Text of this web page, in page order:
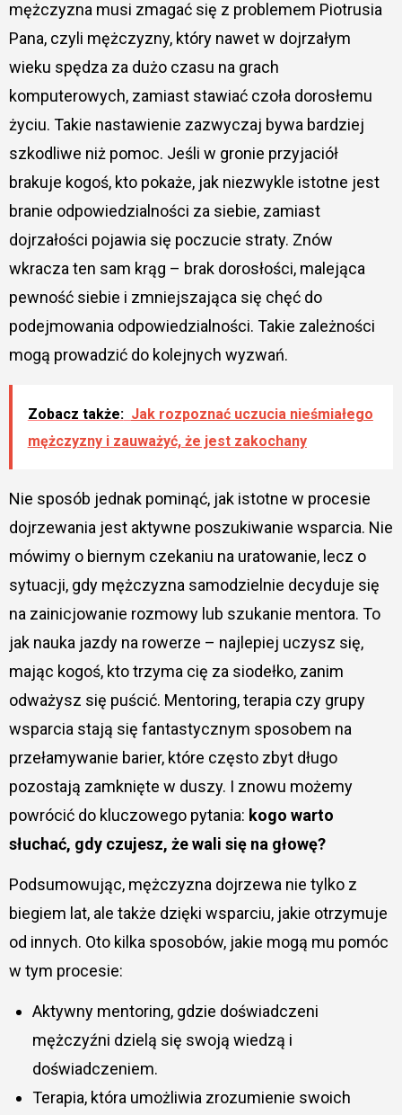
mężczyzna musi zmagać się z problemem Piotrusia
Pana, czyli mężczyzny, który nawet w dojrzałym
wieku spędza za dużo czasu na grach
komputerowych, zamiast stawiać czoła dorosłemu
życiu. Takie nastawienie zazwyczaj bywa bardziej
szkodliwe niż pomoc. Jeśli w gronie przyjaciół
brakuje kogoś, kto pokaże, jak niezwykle istotne jest
branie odpowiedzialności za siebie, zamiast
dojrzałości pojawia się poczucie straty. Znów
wkracza ten sam krąg – brak dorosłości, malejąca
pewność siebie i zmniejszająca się chęć do
podejmowania odpowiedzialności. Takie zależności
mogą prowadzić do kolejnych wyzwań.
Zobacz także: Jak rozpoznać uczucia nieśmiałego
mężczyzny i zauważyć, że jest zakochany
Nie sposób jednak pominąć, jak istotne w procesie
dojrzewania jest aktywne poszukiwanie wsparcia. Nie
mówimy o biernym czekaniu na uratowanie, lecz o
sytuacji, gdy mężczyzna samodzielnie decyduje się
na zainicjowanie rozmowy lub szukanie mentora. To
jak nauka jazdy na rowerze – najlepiej uczysz się,
mając kogoś, kto trzyma cię za siodełko, zanim
odważysz się puścić. Mentoring, terapia czy grupy
wsparcia stają się fantastycznym sposobem na
przełamywanie barier, które często zbyt długo
pozostają zamknięte w duszy. I znowu możemy
powrócić do kluczowego pytania: kogo warto
słuchać, gdy czujesz, że wali się na głowę?
Podsumowując, mężczyzna dojrzewa nie tylko z
biegiem lat, ale także dzięki wsparciu, jakie otrzymuje
od innych. Oto kilka sposobów, jakie mogą mu pomóc
w tym procesie:
Aktywny mentoring, gdzie doświadczeni
mężczyźni dzielą się swoją wiedzą i
doświadczeniem.
Terapia, która umożliwia zrozumienie swoich